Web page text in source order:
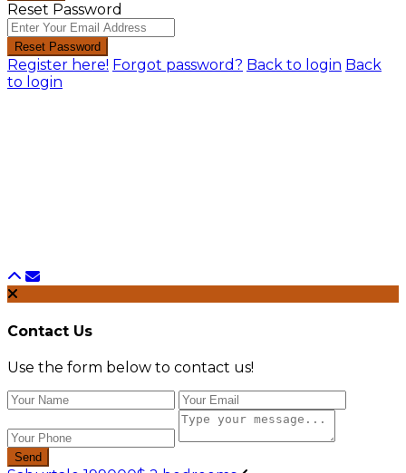
Reset Password
Reset Password
Register here! Forgot password? Back to login Back
to login
Contact Us
Use the form below to contact us!
Send